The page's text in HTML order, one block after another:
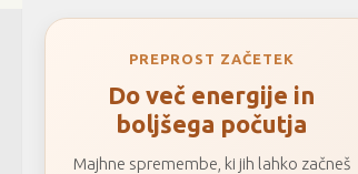
PREPROST ZAČETEK
Do več energije in
boljšega počutja
Majhne spremembe, ki jih lahko začneš